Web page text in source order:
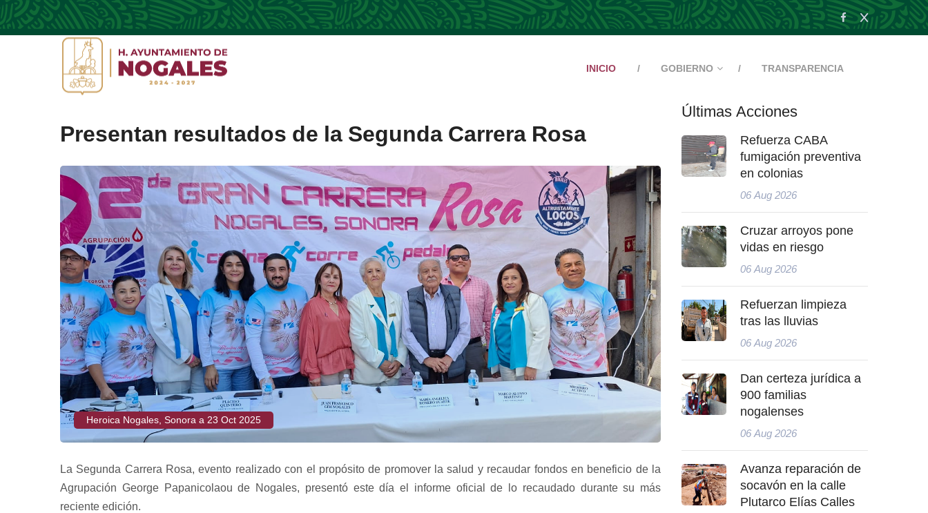
INICIO GOBIERNO TRANSPARENCIA
Presentan resultados de la Segunda Carrera Rosa
Heroica Nogales, Sonora a 23 Oct 2025
La Segunda Carrera Rosa, evento realizado con el propósito de promover la salud y recaudar fondos en beneficio de la
Agrupación George Papanicolaou de Nogales, presentó este día el informe oficial de lo recaudado durante su más
reciente edición.
Últimas Acciones
Refuerza CABA
fumigación preventiva
en colonias
06 Aug 2026
Cruzar arroyos pone
vidas en riesgo
06 Aug 2026
Refuerzan limpieza
tras las lluvias
06 Aug 2026
Dan certeza jurídica a
900 familias
nogalenses
06 Aug 2026
Avanza reparación de
socavón en la calle
Plutarco Elías Calles